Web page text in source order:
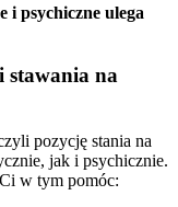
i psychiczne ulega
stawania na
pozycję stania na
jak i psychicznie.
w tym pomóc: